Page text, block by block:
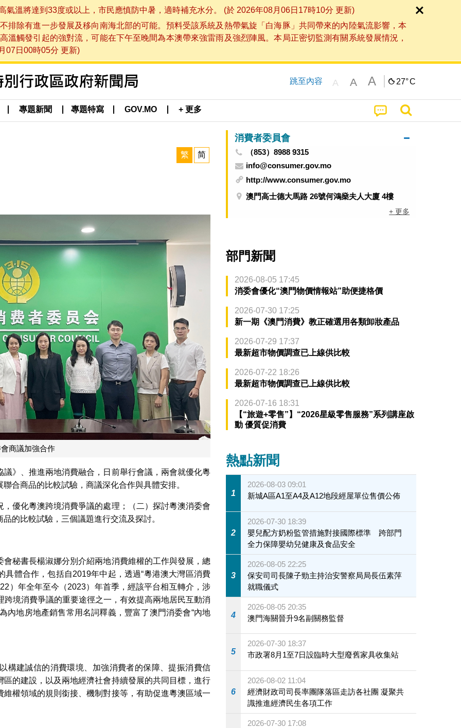
氣溫將達到33度或以上，市民應慎防中暑，適時補充水分。 (於 2026年08月06日17時10分 更新)
排除有進一步發展及移向南海北部的可能。預料受該系統及熱帶氣旋「白海豚」共同帶來的內陸氣流影響，本
溫觸發引起的強對流，可能在下午至晚間為本澳帶來強雷雨及強烈陣風。本局正密切監測有關系統發展情況，
07日00時05分 更新)
跳至內容 A A A 27°C
專題新聞 專題特寫 GOV.MO + 更多
繁 简
商議加強合作
》、推進兩地消費融合，日前舉行會議，兩會就優化粵
合商品的比較試驗，商議深化合作與具體安排。
優化粵澳跨境消費爭議的處理；（二）探討粵澳消委會
的比較試驗，三個議題進行交流及探討。
秘書長楊淑娜分別介紹兩地消費維權的工作與發展，總
體合作，包括自2019年中起，透過“粵港澳大灣區消費
）年全年至今（2023）年首季，經該平台相互轉介，涉
境消費爭議的重要途徑之一，有效提高兩地居民互動消
內地房地產銷售常用名詞釋義，豐富了澳門消委會“內地
構建誠信的消費環境、加強消費者的保障、提振消費信
的建設，以及兩地經濟社會持續發展的共同目標，進行
權領域的規則銜接、機制對接等，有助促進粵澳區域一
消費者委員會
（853）8988 9315
info@consumer.gov.mo
http://www.consumer.gov.mo
澳門高士德大馬路 26號何鴻燊夫人大廈 4樓
+ 更多
部門新聞
2026-08-05 17:45
消委會優化“澳門物價情報站”助便捷格價
2026-07-30 17:25
新一期《澳門消費》教正確選用各類卸妝產品
2026-07-29 17:37
最新超市物價調查已上線供比較
2026-07-22 18:26
最新超市物價調查已上線供比較
2026-07-16 18:31
【“旅遊+零售”】“2026星級零售服務”系列講座啟
動 優質促消費
熱點新聞
1
2026-08-03 09:01
新城A區A1至A4及A12地段經屋單位售價公佈
2
2026-07-30 18:39
嬰兒配方奶粉監管措施對接國際標準 跨部門
全力保障嬰幼兒健康及食品安全
3
2026-08-05 22:25
保安司司長陳子勁主持治安警察局局長伍素萍
就職儀式
4
2026-08-05 20:35
澳門海關晉升9名副關務監督
5
2026-07-30 18:37
市政署8月1至7日設臨時大型廢舊家具收集站
6
2026-08-02 11:04
經濟財政司司長率團隊落區走訪各社團 凝聚共
識推進經濟民生各項工作
2026-07-30 17:08